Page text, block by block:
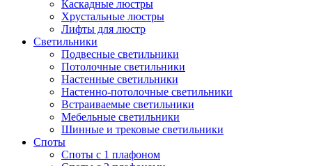
Каскадные люстры
Хрустальные люстры
Лифты для люстр
Светильники
Подвесные светильники
Потолочные светильники
Настенные светильники
Настенно-потолочные светильники
Встраиваемые светильники
Мебельные светильники
Шинные и трековые светильники
Споты
Споты с 1 плафоном